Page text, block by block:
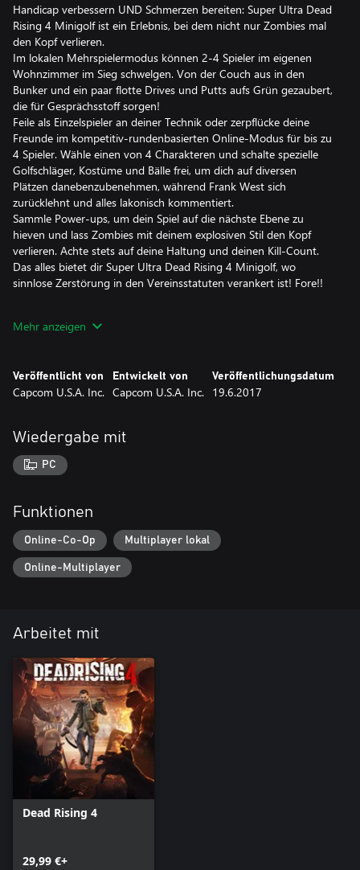
Handicap verbessern UND Schmerzen bereiten: Super Ultra Dead
Rising 4 Minigolf ist ein Erlebnis, bei dem nicht nur Zombies mal
den Kopf verlieren.
Im lokalen Mehrspielermodus können 2-4 Spieler im eigenen
Wohnzimmer im Sieg schwelgen. Von der Couch aus in den
Bunker und ein paar flotte Drives und Putts aufs Grün gezaubert,
die für Gesprächsstoff sorgen!
Feile als Einzelspieler an deiner Technik oder zerpflücke deine
Freunde im kompetitiv-rundenbasierten Online-Modus für bis zu
4 Spieler. Wähle einen von 4 Charakteren und schalte spezielle
Golfschläger, Kostüme und Bälle frei, um dich auf diversen
Plätzen danebenzubenehmen, während Frank West sich
zurücklehnt und alles lakonisch kommentiert.
Sammle Power-ups, um dein Spiel auf die nächste Ebene zu
hieven und lass Zombies mit deinem explosiven Stil den Kopf
verlieren. Achte stets auf deine Haltung und deinen Kill-Count.
Das alles bietet dir Super Ultra Dead Rising 4 Minigolf, wo
sinnlose Zerstörung in den Vereinsstatuten verankert ist! Fore!!
diversen Plätzen danebenzubenehmen, während Frank West sich
nächste Ebene zu hieven und puste Zombies mit deinem
explosiven Stil weg. Achte dabei stets auf deine Haltung und
Mehr anzeigen
Veröffentlicht von
Capcom U.S.A. Inc.
Entwickelt von
Capcom U.S.A. Inc.
Veröffentlichungsdatum
19.6.2017
Wiedergabe mit
PC
Funktionen
Online-Co-Op Multiplayer lokal
Online-Multiplayer
Arbeitet mit
Dead Rising 4
29,99 €+